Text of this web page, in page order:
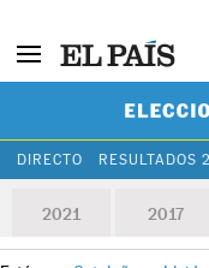
DIRECTO RESULTADOS
2021 2017